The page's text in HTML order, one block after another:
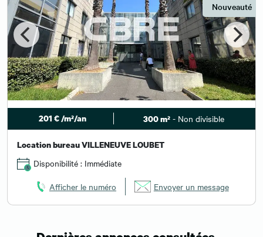
Nouveauté
201 € /m²/an 300 m²- Non divisible
Location bureau VILLENEUVE LOUBET
Disponibilité : Immédiate
Afficher le numéro Envoyer un message